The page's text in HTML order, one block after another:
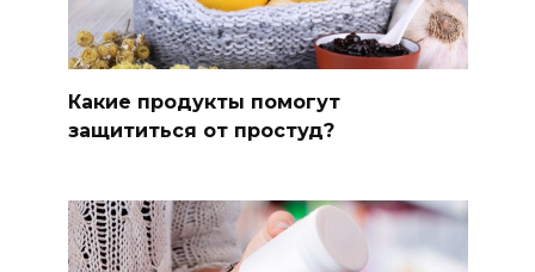
Какие продукты помогут
защититься от простуд?